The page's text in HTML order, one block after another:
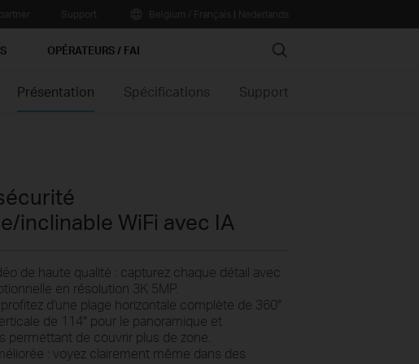
|
OPÉRATEURS / FAI Search
Présentation Spécifications Support
inclinable WiFi avec IA
de haute qualité : capturez chaque détail avec
en résolution 3K 5MP.
profitez d'une plage horizontale complète de 360°
de 114° pour le panoramique et
permettant de couvrir plus de zone.
: voyez clairement même dans des